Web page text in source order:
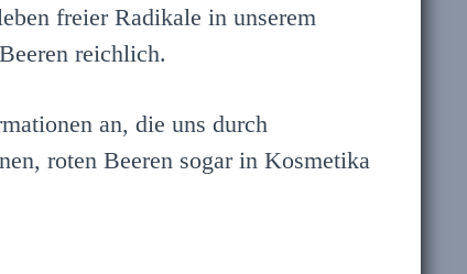
freier Radikale in unserem
reichlich.
an, die uns durch
roten Beeren sogar in Kosmetika